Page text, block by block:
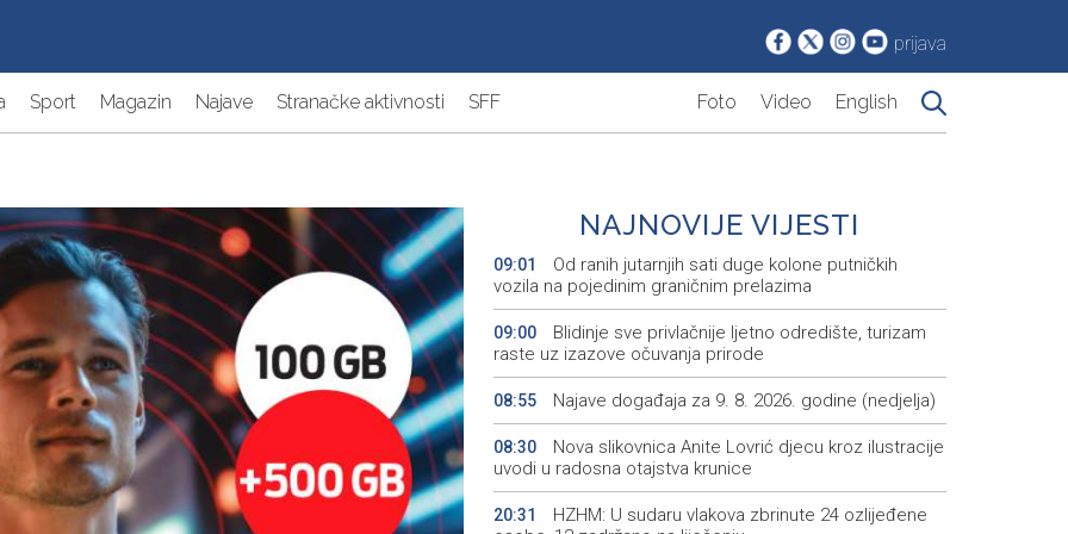
prijava
Sport Magazin Najave Stranačke aktivnosti SFF Foto Video English
NAJNOVIJE VIJESTI
09:01
Od ranih jutarnjih sati duge kolone putničkih
vozila na pojedinim graničnim prelazima
09:00
Blidinje sve privlačnije ljetno odredište, turizam
raste uz izazove očuvanja prirode
08:55 Najave događaja za 9. 8. 2026. godine (nedjelja)
08:30
Nova slikovnica Anite Lovrić djecu kroz ilustracije
uvodi u radosna otajstva krunice
20:31
HZHM: U sudaru vlakova zbrinute 24 ozlijeđene